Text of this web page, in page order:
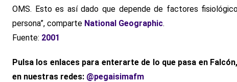
OMS. Esto es así dado que depende de factores
persona”, comparte National Geographic.
Fuente: 2001
Pulsa los enlaces para enterarte de lo que pasa en
en nuestras redes: @pegaisimafm